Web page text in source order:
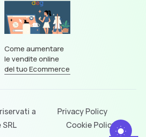
Come aumentare
le vendite online
del tuo Ecommerce
a
SRL
Privacy Policy
Cookie Policy